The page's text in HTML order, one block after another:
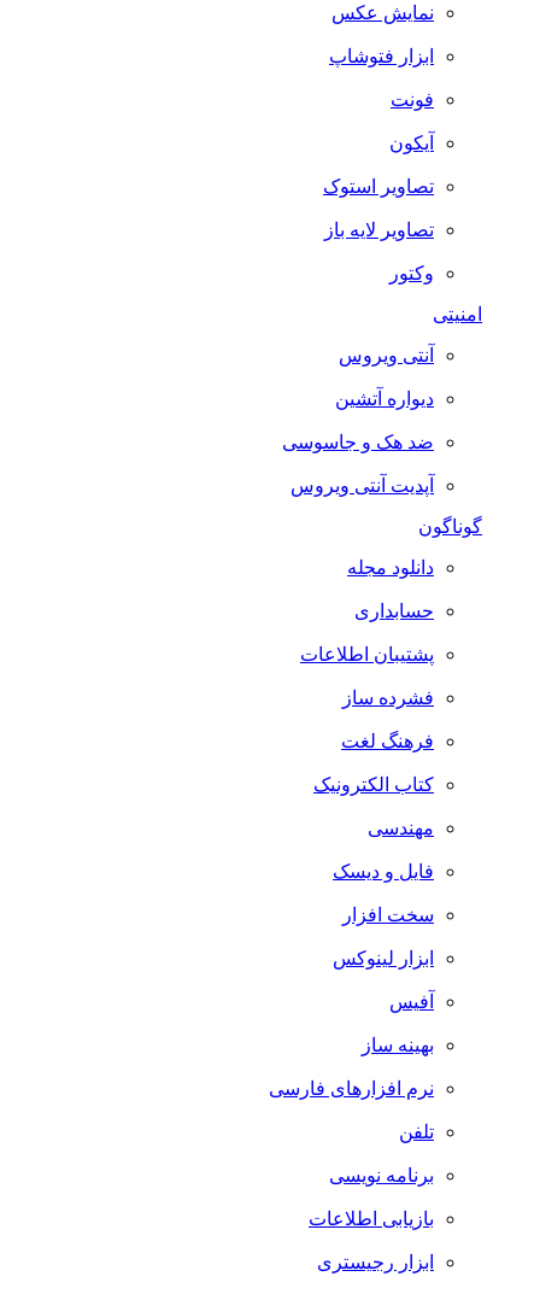
نمایش عکس
ابزار فتوشاپ
فونت
آیکون
تصاویر استوک
تصاویر لایه باز
وکتور
امنیتی
آنتی ویروس
دیواره آتشین
ضد هک و جاسوسی
آپدیت آنتی ویروس
گوناگون
دانلود مجله
حسابداری
پشتیبان اطلاعات
فشرده ساز
فرهنگ لغت
کتاب الکترونیک
مهندسی
فایل و دیسک
سخت افزار
ابزار لینوکس
آفیس
بهینه ساز
نرم افزارهای فارسی
تلفن
برنامه نویسی
بازیابی اطلاعات
ابزار رجیستری